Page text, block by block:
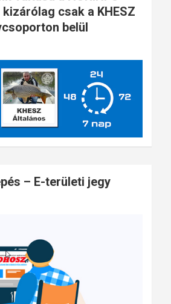
csak a KHESZ
belül
– E-területi jegy